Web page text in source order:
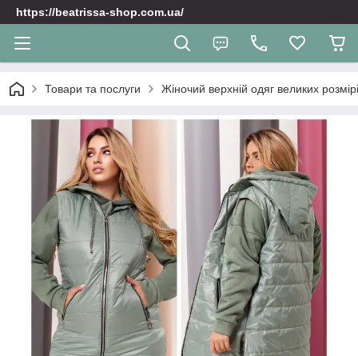
https://beatrissa-shop.com.ua/
Товари та послуги Жіночий верхній одяг великих